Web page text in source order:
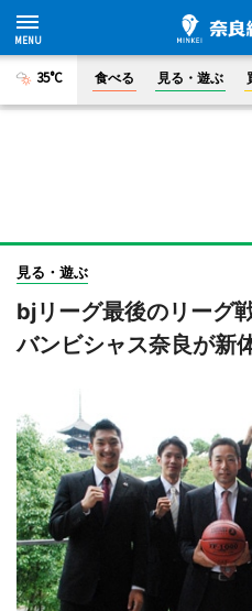
35°C 食べる 見る・遊ぶ
見る・遊ぶ
bjリーグ最後のリーグ
バンビシャス奈良が新